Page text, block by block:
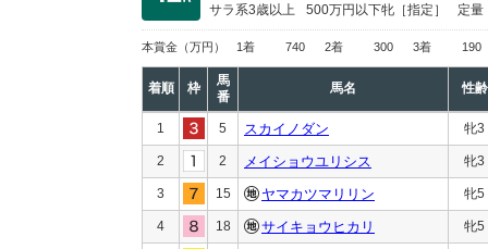
サラ系3歳以上 500万円以下牝［指定］ 定量
本賞金 （万円） 1着 740 2着 300 3着 190
着順 枠
馬
番
馬名 性齢
1 5 スカイノダン 牝3
2 2 メイショウユリシス 牝3
3 15 ヤマカツマリリン 牝5
4 18 サイキョウヒカリ 牝5